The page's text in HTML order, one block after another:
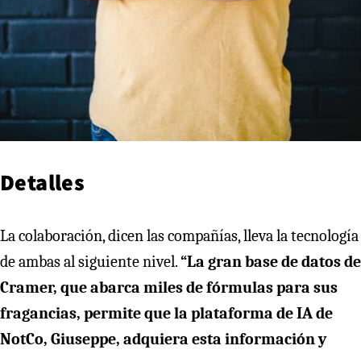
Detalles
La colaboración, dicen las compañías, lleva la tecnología
de ambas al siguiente nivel.“La gran base de datos de
Cramer, que abarca miles de fórmulas para sus
fragancias, permite que la plataforma de IA de
NotCo, Giuseppe, adquiera esta información y